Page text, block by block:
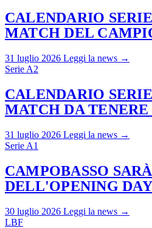
CALENDARIO
MATCH DEL
31 luglio 2026 Leggi la news →
Serie A2
CALENDARIO
MATCH DA
31 luglio 2026 Leggi la news →
Serie A1
CAMPOBASSO
DELL'OPENING DAY
30 luglio 2026 Leggi la news →
LBF